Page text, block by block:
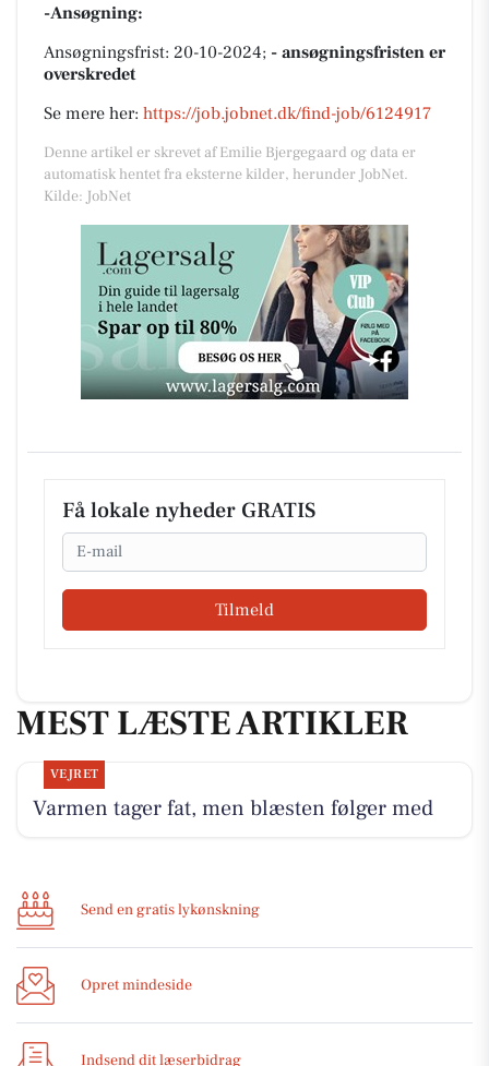
-Ansøgning:
Ansøgningsfrist: 20-10-2024; - ansøgningsfristen er
overskredet
Se mere her: https://job.jobnet.dk/find-job/6124917
Denne artikel er skrevet af Emilie Bjergegaard og data er
automatisk hentet fra eksterne kilder, herunder JobNet.
Kilde: JobNet
Få lokale nyheder GRATIS
Email
Tilmeld
MEST LÆSTE ARTIKLER
VEJRET
Varmen tager fat, men blæsten følger med
Send en gratis lykønskning
Opret mindeside
Indsend dit læserbidrag